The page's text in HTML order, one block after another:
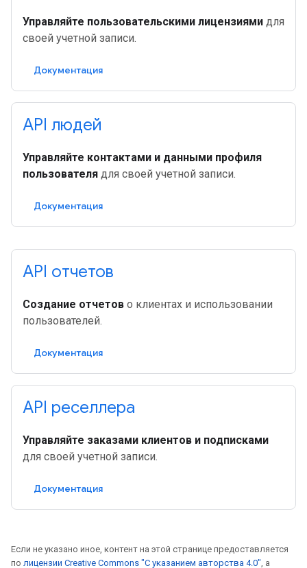
Управляйте пользовательскими лицензиями для
своей учетной записи.
Документация
API людей
Управляйте контактами и данными профиля
пользователя для своей учетной записи.
Документация
API отчетов
Создание отчетов о клиентах и ​​использовании
пользователей.
Документация
API реселлера
Управляйте заказами клиентов и подписками
для своей учетной записи.
Документация
Если не указано иное, контент на этой странице предоставляется
по лицензии Creative Commons "С указанием авторства 4.0", а